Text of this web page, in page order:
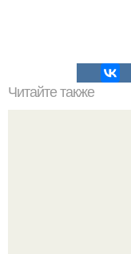
Читайте также